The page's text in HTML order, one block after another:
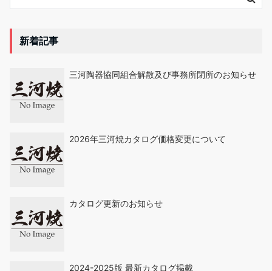
新着記事
三河陶器協同組合解散及び事務所閉所のお知らせ
2026年三河焼カタログ価格変更について
カタログ更新のお知らせ
2024-2025版 最新カタログ掲載